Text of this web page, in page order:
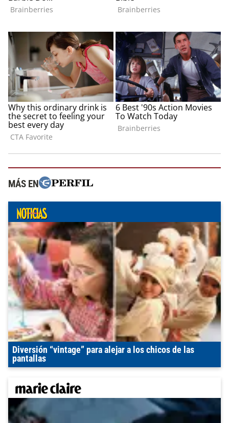
MÁS EN
Diversión “vintage” para alejar a los chicos de las
pantallas